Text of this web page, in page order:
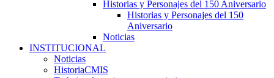
Historias y Personajes del 150 Aniversario
Historias y Personajes del 150
Aniversario
Noticias
INSTITUCIONAL
Noticias
HistoriaCMIS